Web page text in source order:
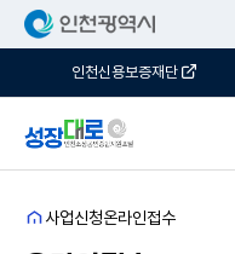
인천신용보증재단
홈
사업신청온라인접수